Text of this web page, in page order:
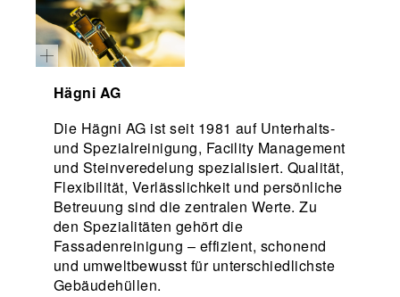
Hägni AG
Die Hägni AG ist seit 1981 auf Unterhalts-
und Spezialreinigung, Facility Management
und Steinveredelung spezialisiert. Qualität,
Flexibilität, Verlässlichkeit und persönliche
Betreuung sind die zentralen Werte. Zu
den Spezialitäten gehört die
Fassadenreinigung – effizient, schonend
und umweltbewusst für unterschiedlichste
Gebäudehüllen.